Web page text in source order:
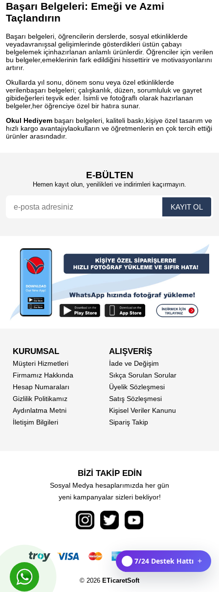
Başarı Belgeleri: Emeği ve Azmi
Taçlandırın
Başarı belgeleri, öğrencilerin derslerde, sosyal etkinliklerde
veyadavranışsal gelişimlerinde gösterdikleri üstün çabayı
belgelemek içinhazırlanan anlamlı ürünlerdir. Öğrenciler için verilen
bu belgeler,emeklerinin fark edildiğini hissettirir ve motivasyonlarını
artırır.
Okullarda yıl sonu, dönem sonu veya özel etkinliklerde
verilenbaşarı belgeleri; çalışkanlık, düzen, sorumluluk ve gayret
gibideğerleri teşvik eder. İsimli ve fotoğraflı olarak hazırlanan
belgeler,her öğrenciye özel bir hatıra sunar.
Okul Hediyem başarı belgeleri, kaliteli baskı,kişiye özel tasarım ve
hızlı kargo avantajıylaokulların ve öğretmenlerin en çok tercih ettiği
ürünler arasındadır.
E-BÜLTEN
Hemen kayıt olun, yenilikleri ve indirimleri kaçırmayın.
KURUMSAL
Müşteri Hizmetleri
Firmamız Hakkında
Hesap Numaraları
Gizlilik Politikamız
Aydınlatma Metni
İletişim Bilgileri
ALIŞVERİŞ
İade ve Değişim
Sıkça Sorulan Sorular
Üyelik Sözleşmesi
Satış Sözleşmesi
Kişisel Veriler Kanunu
Sipariş Takip
BİZİ TAKİP EDİN
Sosyal Medya hesaplarımızda her gün
yeni kampanyalar sizleri bekliyor!
© 2026 ETicaretSoft
7/24 Destek Hattı +